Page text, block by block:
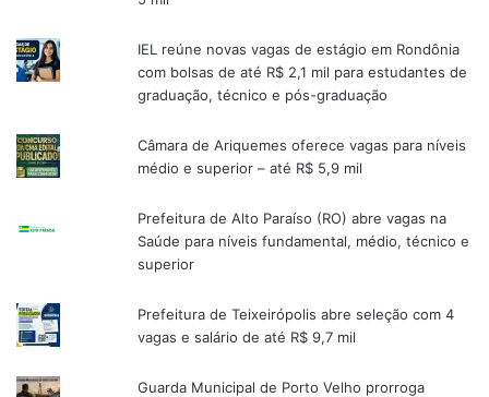
IEL reúne novas vagas de estágio em Rondônia
com bolsas de até R$ 2,1 mil para estudantes de
graduação, técnico e pós-graduação
Câmara de Ariquemes oferece vagas para níveis
médio e superior – até R$ 5,9 mil
Prefeitura de Alto Paraíso (RO) abre vagas na
Saúde para níveis fundamental, médio, técnico e
superior
Prefeitura de Teixeirópolis abre seleção com 4
vagas e salário de até R$ 9,7 mil
Guarda Municipal de Porto Velho prorroga